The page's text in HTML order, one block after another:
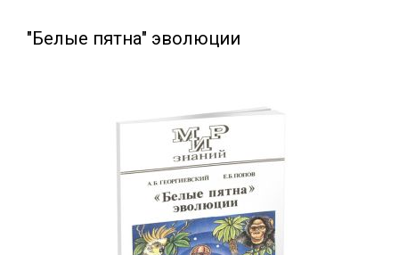
Контакты
"Белые пятна" эволюции